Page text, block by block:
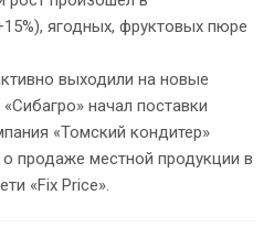
ягодных, фруктовых пюре
выходили на новые
начал поставки
«Томский кондитер»
продаже местной продукции в
«Fix Price».